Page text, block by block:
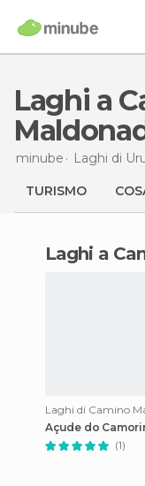
Laghi a Camino
minube Laghi di
TURISMO
laghi a
Laghi di Camino
Açude do
(1)